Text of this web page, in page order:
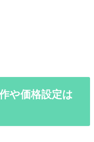
や価格設定は